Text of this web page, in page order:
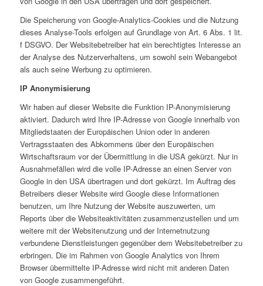
Die Speicherung von Google-Analytics-Cookies und die Nutzung
dieses Analyse-Tools erfolgen auf Grundlage von Art. 6 Abs. 1 lit.
f DSGVO. Der Websitebetreiber hat ein berechtigtes Interesse an
der Analyse des Nutzerverhaltens, um sowohl sein Webangebot
als auch seine Werbung zu optimieren.
IP Anonymisierung
Wir haben auf dieser Website die Funktion IP-Anonymisierung
aktiviert. Dadurch wird Ihre IP-Adresse von Google innerhalb von
Mitgliedstaaten der Europäischen Union oder in anderen
Vertragsstaaten des Abkommens über den Europäischen
Wirtschaftsraum vor der Übermittlung in die USA gekürzt. Nur in
Ausnahmefällen wird die volle IP-Adresse an einen Server von
Google in den USA übertragen und dort gekürzt. Im Auftrag des
Betreibers dieser Website wird Google diese Informationen
benutzen, um Ihre Nutzung der Website auszuwerten, um
Reports über die Websiteaktivitäten zusammenzustellen und um
weitere mit der Websitenutzung und der Internetnutzung
verbundene Dienstleistungen gegenüber dem Websitebetreiber zu
erbringen. Die im Rahmen von Google Analytics von Ihrem
Browser übermittelte IP-Adresse wird nicht mit anderen Daten
von Google zusammengeführt.